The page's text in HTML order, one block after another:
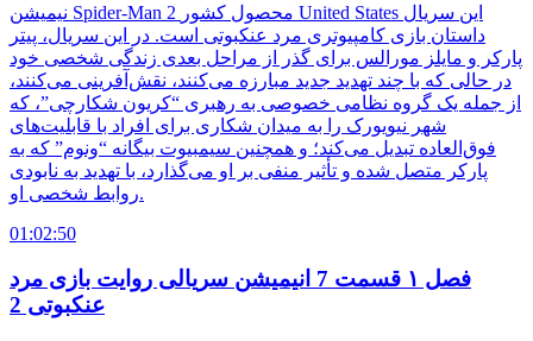
نیمیشن Spider-Man 2 محصول کشور United States این سریال
داستان بازی کامپیوتری مرد عنکبوتی است. در این سریال، پیتر
پارکر و مایلز مورالس برای گذر از مراحل بعدی زندگی شخصی خود
در حالی که با چند تهدید جدید مبارزه می‌کنند، نقش‌آفرینی می‌کنند،
از جمله یک گروه نظامی خصوصی به رهبری “کریون شکارچی”، که
شهر نیویورک را به میدان شکاری برای افراد با قابلیت‌های
فوق‌العاده تبدیل می‌کند؛ و همچنین سیمبیوت بیگانه “ونوم” که به
پارکر متصل شده و تأثیر منفی بر او می‌گذارد، با تهدید به نابودی
روابط شخصی او.
01:02:50
فصل ۱ قسمت 7 انیمیشن سریالی روایت بازی مرد
عنکبوتی 2